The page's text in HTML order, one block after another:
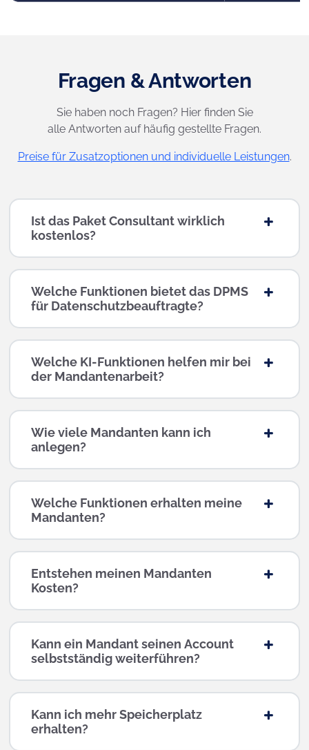
Fragen & Antworten
Sie haben noch Fragen? Hier finden Sie
alle Antworten auf häufig gestellte Fragen.
Preise für Zusatzoptionen und individuelle Leistungen.
Ist das Paket Consultant wirklich
kostenlos?
Welche Funktionen bietet das DPMS
für Datenschutzbeauftragte?
Welche KI-Funktionen helfen mir bei
der Mandantenarbeit?
Wie viele Mandanten kann ich
anlegen?
Welche Funktionen erhalten meine
Mandanten?
Entstehen meinen Mandanten
Kosten?
Kann ein Mandant seinen Account
selbstständig weiterführen?
Kann ich mehr Speicherplatz
erhalten?